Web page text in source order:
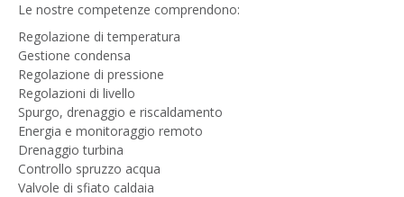
Le nostre competenze comprendono:
Regolazione di temperatura
Gestione condensa
Regolazione di pressione
Regolazioni di livello
Spurgo, drenaggio e riscaldamento
Energia e monitoraggio remoto
Drenaggio turbina
Controllo spruzzo acqua
Valvole di sfiato caldaia